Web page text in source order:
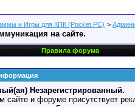
и Игры для КПК (Pocket PC) >
на сайте.
Правила форума
Незарегистрированный.
сайте и форуме присутствует